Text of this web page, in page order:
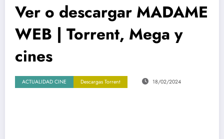
Ver o descargar MADAME
WEB | Torrent, Mega y
cines
ACTUALIDAD CINE Descargas Torrent 18/02/2024